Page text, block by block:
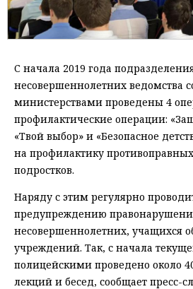
С начала 2019 года
несовершеннолетних ведомства
министерствами проведены 4
профилактические операции:
«Твой выбор» и «Безопасное
на профилактику
подростков.
Наряду с этим регулярно
предупреждению
несовершеннолетних, учащихся
учреждений. Так, с начала
полицейскими проведено около
лекций и бесед, сообщает пресс-